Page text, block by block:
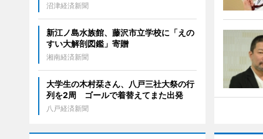
沼津経済新聞
新江ノ島水族館、藤沢市立学校に「えの
すい大解剖図鑑」寄贈
湘南経済新聞
大学生の木村栞さん、八戸三社大祭の行
列を2周 ゴールで着替えてまた出発
八戸経済新聞